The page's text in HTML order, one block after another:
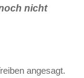
nicht
angesagt.